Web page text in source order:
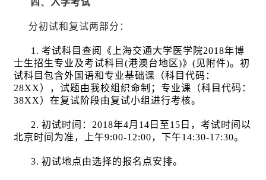
四、入学考试
分初试和复试两部分：
1. 考试科目查阅《上海交通大学医学院2018年博
士生招生专业及考试科目(港澳台地区)》(见附件)。初
试科目包含外国语和专业基础课（科目代码：
28XX），试题由我校组织命制；专业课（科目代码：
38XX）在复试阶段由复试小组进行考核。
2. 初试时间： 2018年4月 14 日至15 日，考试时间以
北京时间为准，上午9:00-12:00，下午14:30-17:30。
3. 初试地点由选择的报名点安排。